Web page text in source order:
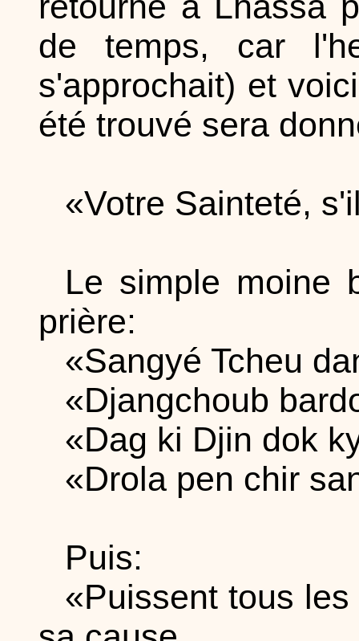
de temps, car
s'approchait) et
été trouvé sera
«Votre Sainteté,
Le simple moine
prière:
«Sangyé Tcheu
«Djangchoub
«Dag ki Djin dok
«Drola pen chir
Puis:
«Puissent tous